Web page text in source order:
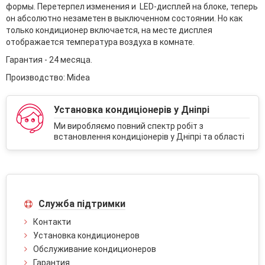
формы. Перетерпел изменения и LED-дисплей на блоке, теперь
он абсолютно незаметен в выключенном состоянии. Но как
только кондиционер включается, на месте дисплея
отображается температура воздуха в комнате.
Гарантия - 24 месяца.
Производство: Midea
Установка кондиціонерів у Дніпрі
Ми виробляємо повний спектр робіт з
встановлення кондиціонерів у Дніпрі та області
Служба підтримки
Контакти
Установка кондиционеров
Обслуживание кондиционеров
Гарантия